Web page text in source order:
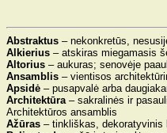
Abstraktus – nekonkretūs,
Alkierius – atskiras miegamasis
Altorius – aukuras; senovėje
Ansamblis – vientisos
Apsidė – pusapvalė arba
Architektūra– sakralinės ir
Architektūros ansamblis
Ažūras – tinkliškas, dekoratyvinis